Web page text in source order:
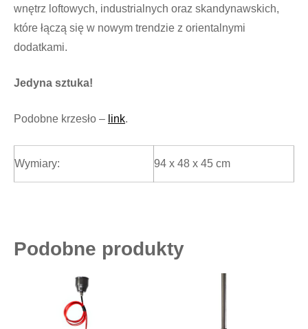
wnętrz loftowych, industrialnych oraz skandynawskich,
które łączą się w nowym trendzie z orientalnymi
dodatkami.
Jedyna sztuka!
Podobne krzesło – link.
Wymiary: 94 x 48 x 45 cm
Podobne produkty